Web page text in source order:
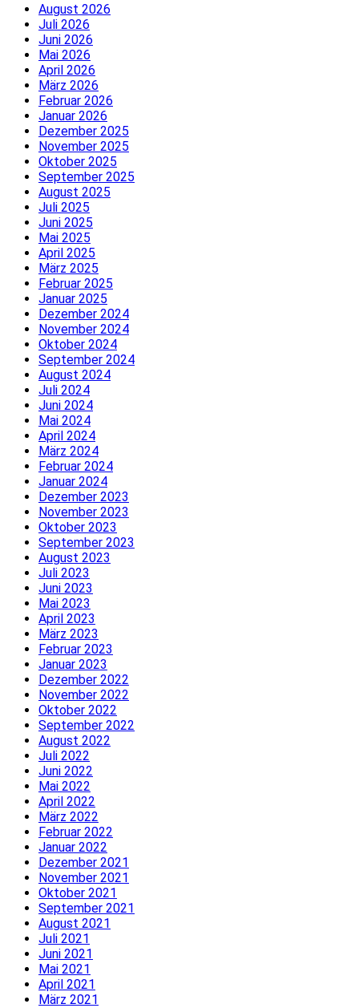
August 2026
Juli 2026
Juni 2026
Mai 2026
April 2026
März 2026
Februar 2026
Januar 2026
Dezember 2025
November 2025
Oktober 2025
September 2025
August 2025
Juli 2025
Juni 2025
Mai 2025
April 2025
März 2025
Februar 2025
Januar 2025
Dezember 2024
November 2024
Oktober 2024
September 2024
August 2024
Juli 2024
Juni 2024
Mai 2024
April 2024
März 2024
Februar 2024
Januar 2024
Dezember 2023
November 2023
Oktober 2023
September 2023
August 2023
Juli 2023
Juni 2023
Mai 2023
April 2023
März 2023
Februar 2023
Januar 2023
Dezember 2022
November 2022
Oktober 2022
September 2022
August 2022
Juli 2022
Juni 2022
Mai 2022
April 2022
März 2022
Februar 2022
Januar 2022
Dezember 2021
November 2021
Oktober 2021
September 2021
August 2021
Juli 2021
Juni 2021
Mai 2021
April 2021
März 2021